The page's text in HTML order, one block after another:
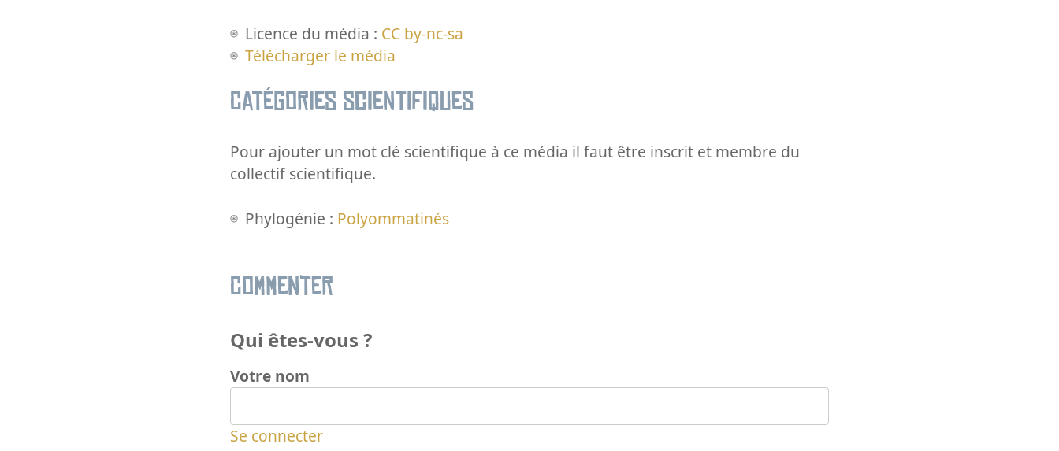
Licence du média : CC by-nc-sa
Télécharger le média
Catégories scientifiques
Pour ajouter un mot clé scientifique à ce média il faut être inscrit et membre du
collectif scientifique.
Phylogénie : Polyommatinés
Commenter
Qui êtes-vous ?
Votre nom
Se connecter